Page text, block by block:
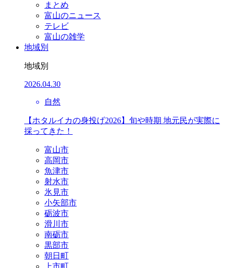
まとめ
富山のニュース
テレビ
富山の雑学
地域別
地域別
2026.04.30
自然
【ホタルイカの身投げ2026】旬や時期 地元民が実際に
採ってきた！
富山市
高岡市
魚津市
射水市
氷見市
小矢部市
砺波市
滑川市
南砺市
黒部市
朝日町
上市町